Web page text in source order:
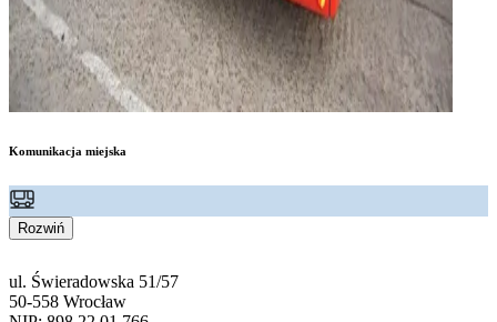
Komunikacja miejska
Rozwiń
ul. Świeradowska 51/57
50-558 Wrocław